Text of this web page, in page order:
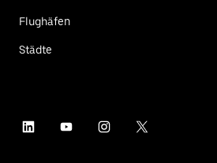
Flughäfen
Städte